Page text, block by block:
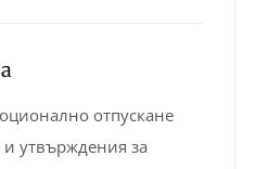
отпускане
утвърждения за